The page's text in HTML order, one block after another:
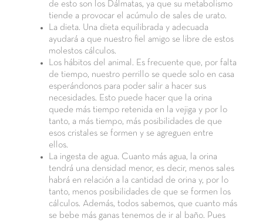
de esto son los Dálmatas, ya que su metabolismo
tiende a provocar el acúmulo de sales de urato.
La dieta. Una dieta equilibrada y adecuada
ayudará a que nuestro fiel amigo se libre de estos
molestos cálculos.
Los hábitos del animal. Es frecuente que, por falta
de tiempo, nuestro perrillo se quede solo en casa
esperándonos para poder salir a hacer sus
necesidades. Esto puede hacer que la orina
quede más tiempo retenida en la vejiga y por lo
tanto, a más tiempo, más posibilidades de que
esos cristales se formen y se agreguen entre
ellos.
La ingesta de agua. Cuanto más agua, la orina
tendrá una densidad menor, es decir, menos sales
habrá en relación a la cantidad de orina y, por lo
tanto, menos posibilidades de que se formen los
cálculos. Además, todos sabemos, que cuanto más
se bebe más ganas tenemos de ir al baño. Pues